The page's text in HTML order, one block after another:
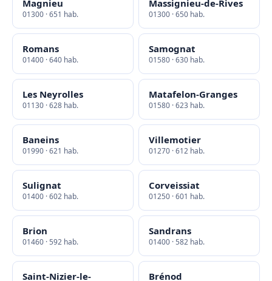
Magnieu
01300 · 651 hab.
Massignieu-de-Rives
01300 · 650 hab.
Romans
01400 · 640 hab.
Samognat
01580 · 630 hab.
Les Neyrolles
01130 · 628 hab.
Matafelon-Granges
01580 · 623 hab.
Baneins
01990 · 621 hab.
Villemotier
01270 · 612 hab.
Sulignat
01400 · 602 hab.
Corveissiat
01250 · 601 hab.
Brion
01460 · 592 hab.
Sandrans
01400 · 582 hab.
Saint-Nizier-le-
Brénod